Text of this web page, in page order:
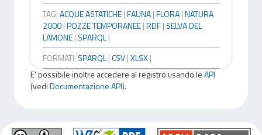
TAG:ACQUE ASTATICHE|FAUNA|FLORA|NATURA
2000|POZZE TEMPORANEE|RDF| SELVA DEL
LAMONE| SPARQL|
FORMATI: SPARQL|CSV|XLSX|
E' possibile inoltre accedere al registro usando leAPI
(vediDocumentazione API).